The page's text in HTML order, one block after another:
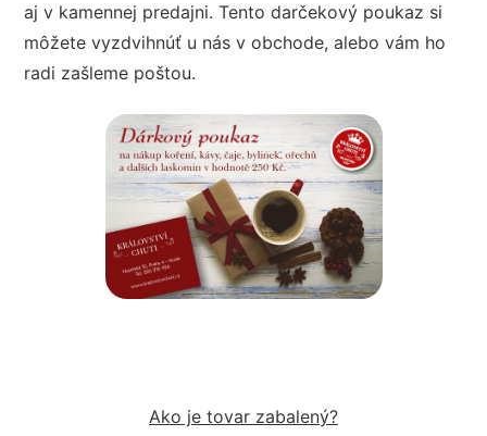
aj v kamennej predajni. Tento darčekový poukaz si
môžete vyzdvihnúť u nás v obchode, alebo vám ho
radi zašleme poštou.
Ako je tovar zabalený?